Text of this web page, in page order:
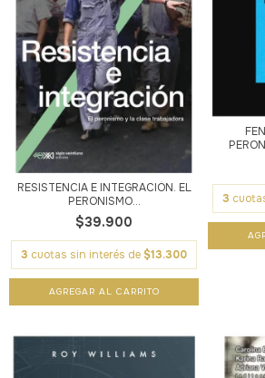
RESISTENCIA E INTEGRACIÓN. EL
PERONISMO...
$39.900
3 cuotas sin interés de $13.300
3